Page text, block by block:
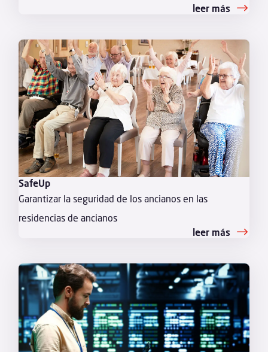
leer más
SafeUp
Garantizar la seguridad de los ancianos en las
residencias de ancianos
leer más